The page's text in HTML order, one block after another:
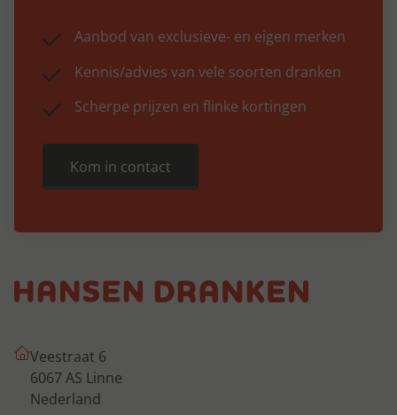
Aanbod van exclusieve- en eigen merken
Kennis/advies van vele soorten dranken
Scherpe prijzen en flinke kortingen
Kom in contact
Veestraat 6
6067 AS Linne
Nederland